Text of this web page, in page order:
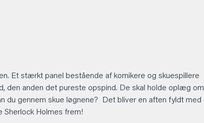
Et stærkt panel bestående af komikere og skuespillere
den anden det pureste opspind. De skal holde oplæg om
du gennem skue løgnene?  Det bliver en aften fyldt med
Sherlock Holmes frem!